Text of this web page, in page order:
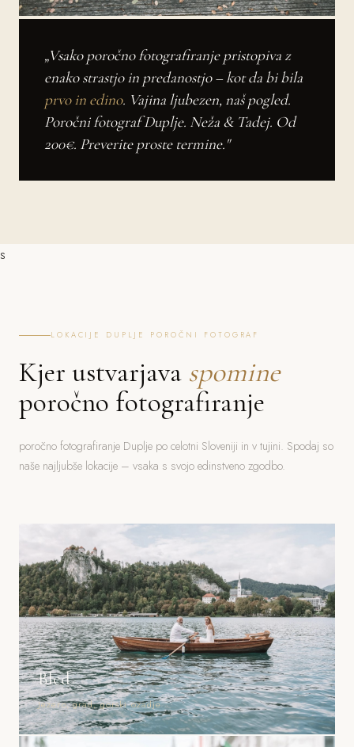
„Vsako poročno fotografiranje pristopiva z
enako strastjo in predanostjo – kot da bi bila
prvo in edino. Vajina ljubezen, naš pogled.
Poročni fotograf Duplje. Neža & Tadej. Od
200€. Preverite proste termine."
s
LOKACIJE DUPLJE POROČNI FOTOGRAF
Kjer ustvarjava spomine
poročno fotografiranje
poročno fotografiranje Duplje po celotni Sloveniji in v tujini. Spodaj so
naše najljubše lokacije – vsaka s svojo edinstveno zgodbo.
Bled
Jezero, grad, gorski ozadje